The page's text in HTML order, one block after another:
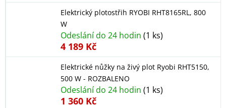
Elektrický plotostřih RYOBI RHT8165RL, 800
W
Odeslání do 24 hodin (1 ks)
4 189 Kč
Elektrické nůžky na živý plot Ryobi RHT5150,
500 W - ROZBALENO
Odeslání do 24 hodin (1 ks)
1 360 Kč